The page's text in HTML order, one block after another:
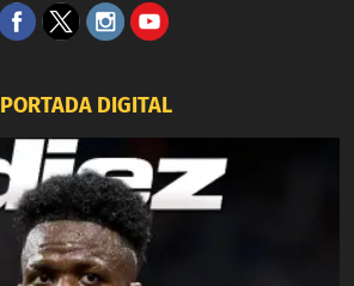
PORTADA DIGITAL